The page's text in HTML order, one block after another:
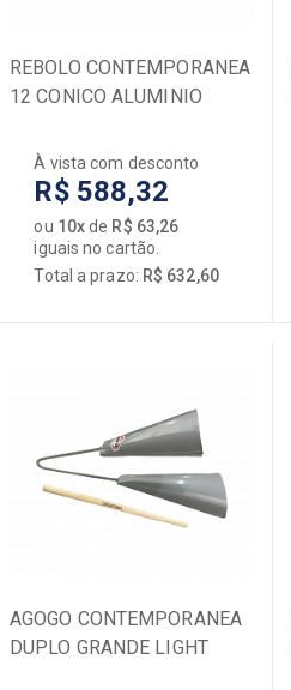
REBOLO CONTEMPORANEA
12 CONICO ALUMINIO
PRETA
À vista com desconto
R$ 588,32
ou 10xde R$ 63,26
iguais no cartão.
Total a prazo: R$ 632,60
AGOGO CONTEMPORANEA
DUPLO GRANDE LIGHT